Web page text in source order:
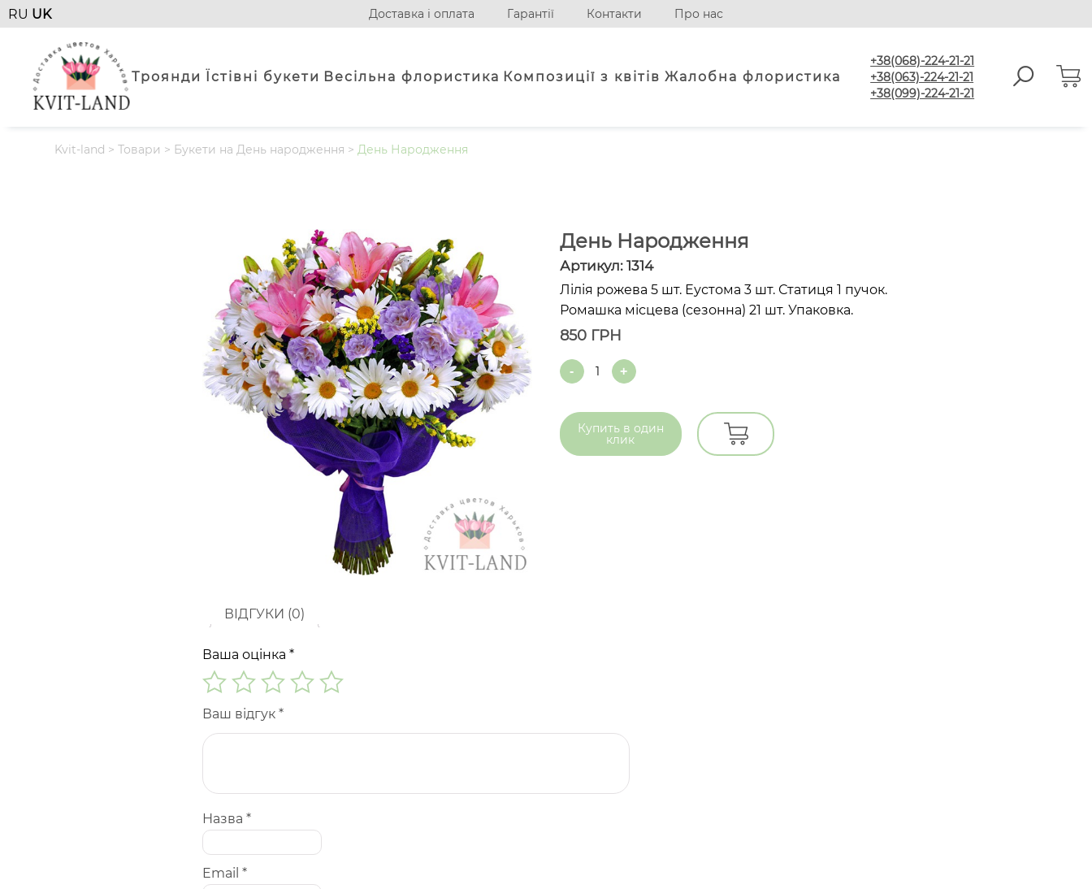
RU UK Доставка і оплата Гарантії Контакти Про нас
Троянди Їстівні букети Весільна флористика Композиції з квітів Жалобна флористика
+38(068)-224-21-21
+38(063)-224-21-21
+38(099)-224-21-21
Kvit-land >Товари > Букети на День народження >День Народження
День Народження
Артикул: 1314
Лілія рожева 5 шт. Еустома 3 шт. Статиця 1 пучок.
Ромашка місцева (сезонна) 21 шт. Упаковка.
850 ГРН
Quantity
Купить в один
клик
ВІДГУКИ (0)
Ваша оцінка *
Ваш відгук *
Назва *
Email *